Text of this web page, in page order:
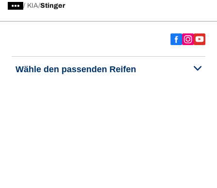
/ KIA Stinger
Wähle den passenden Reifen